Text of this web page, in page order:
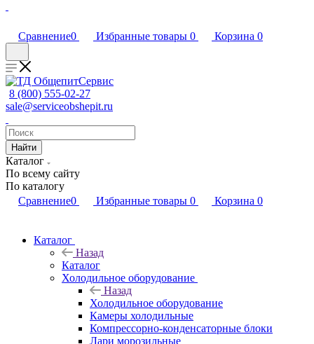
Сравнение0 Избранные товары 0 Корзина 0
8 (800) 555-02-27
sale@serviceobshepit.ru
Найти
Каталог
По всему сайту
По каталогу
Сравнение0 Избранные товары 0 Корзина 0
Каталог
Назад
Каталог
Холодильное оборудование
Назад
Холодильное оборудование
Камеры холодильные
Компрессорно-конденсаторные блоки
Лари морозильные